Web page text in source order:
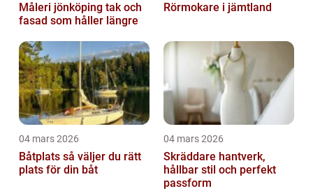
Måleri jönköping tak och
fasad som håller längre
Rörmokare i jämtland
04 mars 2026
Båtplats så väljer du rätt
plats för din båt
04 mars 2026
Skräddare hantverk,
hållbar stil och perfekt
passform